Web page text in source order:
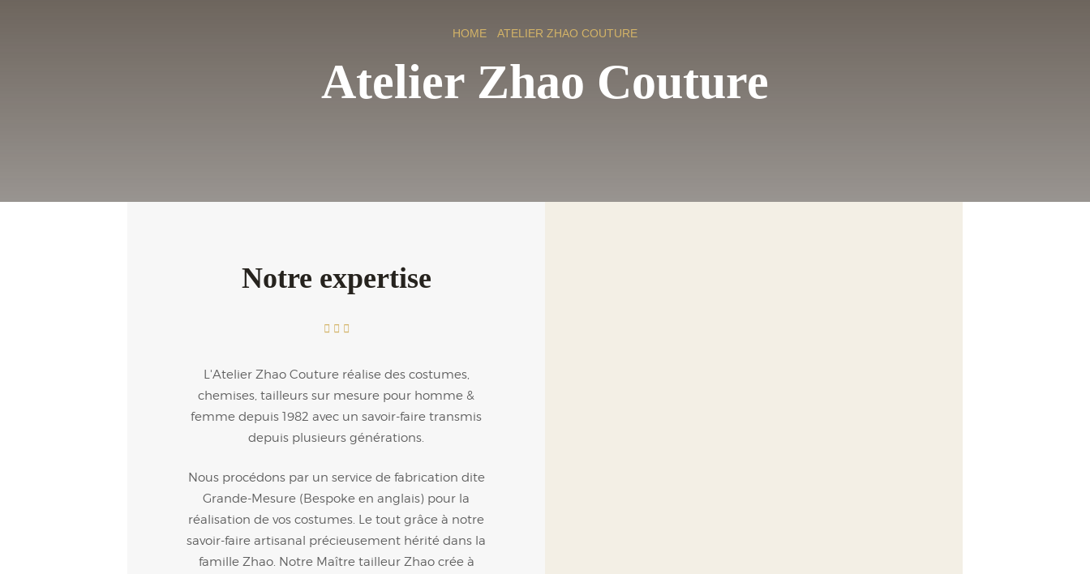
HOME ATELIER ZHAO COUTURE
Atelier Zhao Couture
Notre expertise
L'Atelier Zhao Couture réalise des costumes,
chemises, tailleurs sur mesure pour homme &
femme depuis 1982 avec un savoir-faire transmis
depuis plusieurs générations.
Nous procédons par un service de fabrication dite
Grande-Mesure (Bespoke en anglais) pour la
réalisation de vos costumes. Le tout grâce à notre
savoir-faire artisanal précieusement hérité dans la
famille Zhao. Notre Maître tailleur Zhao crée à